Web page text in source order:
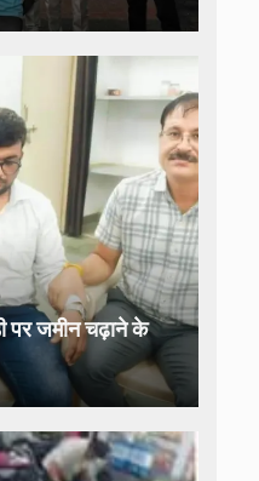
पर जमीन चढ़ाने के